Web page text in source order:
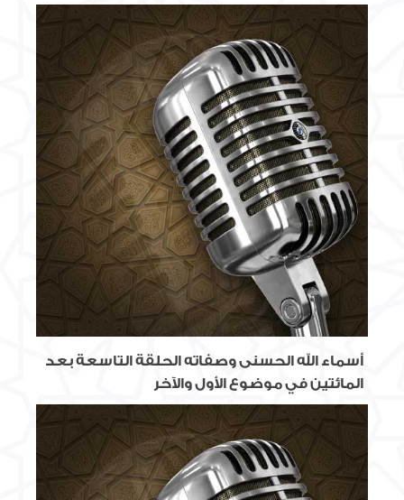
أسماء الله الحسنى وصفاته الحلقة التاسعة بعد
المائتين في موضوع الأول والآخر